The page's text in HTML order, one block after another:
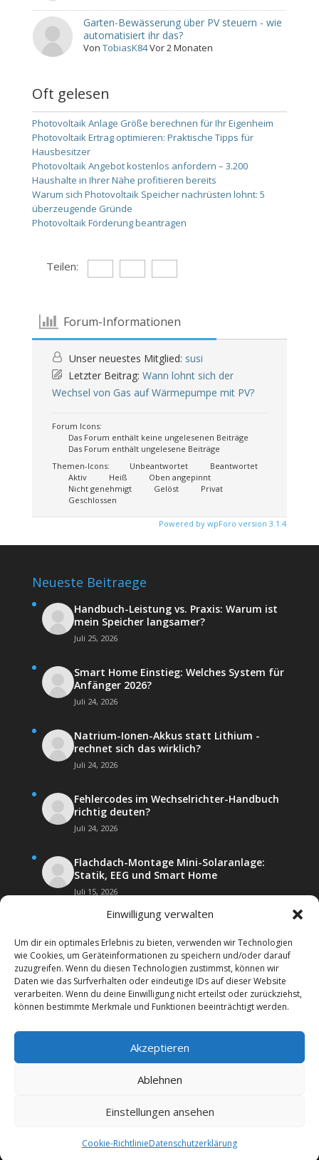
Einwilligung verwalten
Um dir ein optimales Erlebnis zu bieten, verwenden wir Technologien
wie Cookies, um Geräteinformationen zu speichern und/oder darauf
zuzugreifen. Wenn du diesen Technologien zustimmst, können wir
Daten wie das Surfverhalten oder eindeutige IDs auf dieser Website
verarbeiten. Wenn du deine Einwilligung nicht erteilst oder zurückziehst,
können bestimmte Merkmale und Funktionen beeinträchtigt werden.
Akzeptieren
Ablehnen
Einstellungen ansehen
Cookie-RichtlinieDatenschutz­erklärung
Garten-Bewässerung über PV steuern - wie
automatisiert ihr das?
VonTobiasK84Vor 2 Monaten
Oft gelesen
Photovoltaik Anlage Größe berechnen für Ihr Eigenheim
Photovoltaik Ertrag optimieren: Praktische Tipps für
Hausbesitzer
Photovoltaik Angebot kostenlos anfordern – 3.200
Haushalte in Ihrer Nähe profitieren bereits
Warum sich Photovoltaik Speicher nachrüsten lohnt: 5
überzeugende Gründe
Photovoltaik Förderung beantragen
Teilen:
Forum-Informationen
Unser neuestes Mitglied: susi
Letzter Beitrag: Wann lohnt sich der
Wechsel von Gas auf Wärmepumpe mit PV?
Forum Icons:
Das Forum enthält keine ungelesenen Beiträge
Das Forum enthält ungelesene Beiträge
Themen-Icons:
Unbeantwortet
Beantwortet
Aktiv
Heiß
Oben angepinnt
Nicht genehmigt
Gelöst
Privat
Geschlossen
Powered by wpForo version 3.1.4
Neueste Beitraege
Handbuch-Leistung vs. Praxis: Warum ist
mein Speicher langsamer?
Juli 25, 2026
Smart Home Einstieg: Welches System für
Anfänger 2026?
Juli 24, 2026
Natrium-Ionen-Akkus statt Lithium -
rechnet sich das wirklich?
Juli 24, 2026
Fehlercodes im Wechselrichter-Handbuch
richtig deuten?
Juli 24, 2026
Flachdach-Montage Mini-Solaranlage:
Statik, EEG und Smart Home
Juli 15, 2026
Kontakt
Impressum
Datenschutz­erklärung
Forenregeln
Copyright 2026 | Web24 Consulting AVO UG | Alle
Rechte vorbehalten *Werbehinweis: Das Forum
Werbepartnern. Wenn Sie bei diesen etwas bestellen,
Dienstleister.